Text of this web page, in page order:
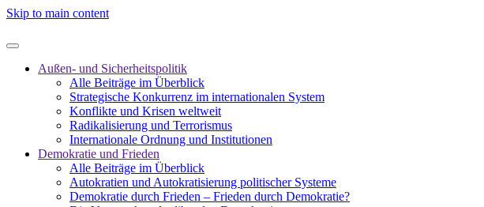
Skip to main content
Außen- und Sicherheitspolitik
Alle Beiträge im Überblick
Strategische Konkurrenz im internationalen System
Konflikte und Krisen weltweit
Radikalisierung und Terrorismus
Internationale Ordnung und Institutionen
Demokratie und Frieden
Alle Beiträge im Überblick
Autokratien und Autokratisierung politischer Systeme
Demokratie durch Frieden – Frieden durch Demokratie?